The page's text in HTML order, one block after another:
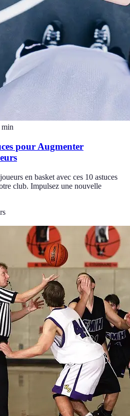
min
pour Augmenter
en basket avec ces 10 astuces
club. Impulsez une nouvelle